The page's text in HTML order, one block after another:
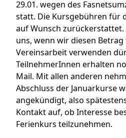
29.01. wegen des
statt. Die Kursgebühren für
auf Wunsch
uns, wenn wir diesen
Vereinsarbeit verwenden
TeilnehmerInnen erhalten
Mail. Mit allen anderen
Abschluss der Januarkurse
angekündigt, also
Kontakt auf, ob Interesse
Ferienkurs teilzunehmen.